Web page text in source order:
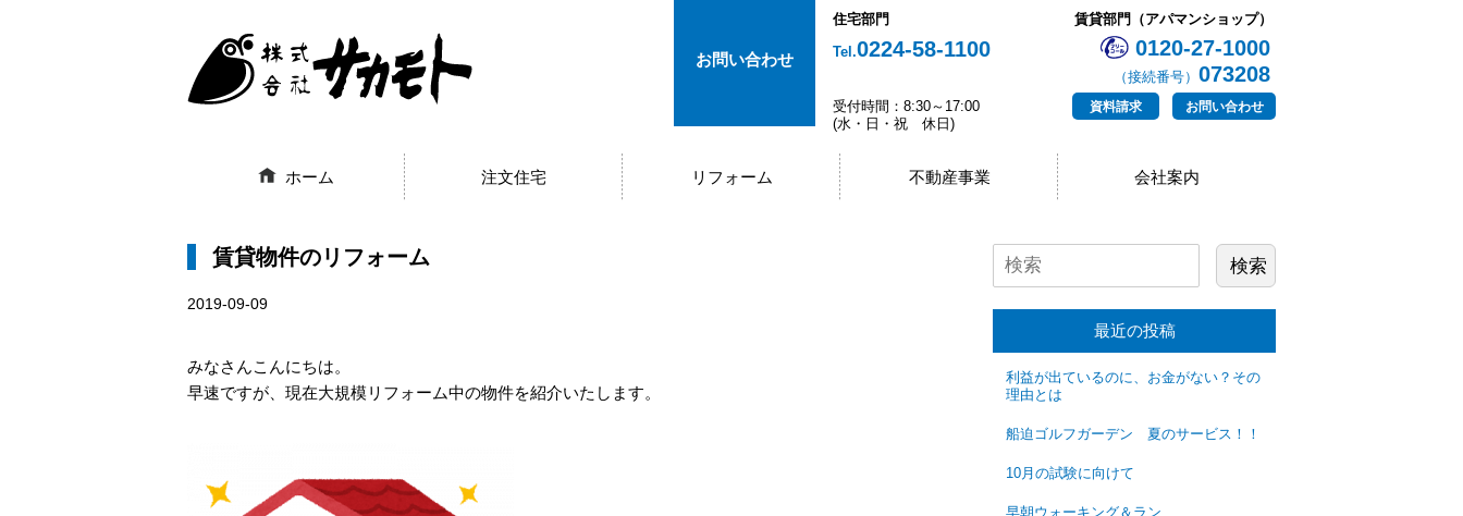
お問い合わせ
住宅部門
Tel.0224-58-1100
賃貸部門（アパマンショップ）
0120-27-1000
（接続番号） 073208
受付時間：8:30～17:00
(水・日・祝 休日)
資料請求 お問い合わせ
ホーム 注文住宅 リフォーム 不動産事業 会社案内
賃貸物件のリフォーム
2019-09-09
みなさんこんにちは。
早速ですが、現在大規模リフォーム中の物件を紹介いたします。
最近の投稿
利益が出ているのに、お金がない？その
理由とは
船迫ゴルフガーデン 夏のサービス！！
10月の試験に向けて
早朝ウォーキング＆ラン